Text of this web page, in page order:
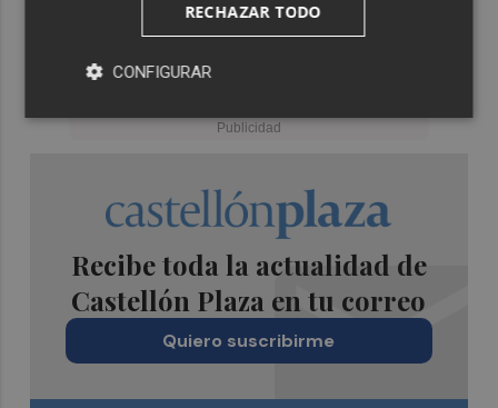
Recibe toda la actualidad de
Castellón Plaza en tu correo
Quiero suscribirme
RECHAZAR TODO
CONFIGURAR